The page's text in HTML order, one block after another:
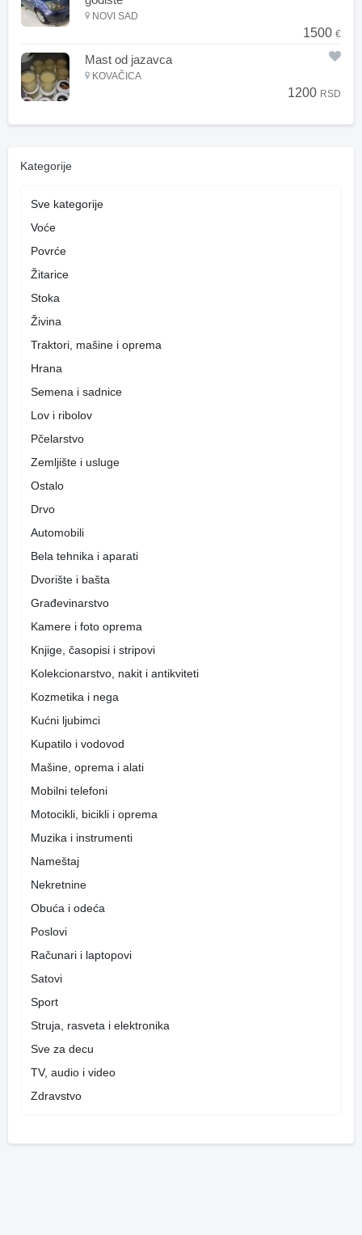
NOVI SAD
1500 €
Mast od jazavca
KOVAČICA
1200 RSD
Kategorije
Sve kategorije
Voće
Povrće
Žitarice
Stoka
Živina
Traktori, mašine i oprema
Hrana
Semena i sadnice
Lov i ribolov
Pčelarstvo
Zemljište i usluge
Ostalo
Drvo
Automobili
Bela tehnika i aparati
Dvorište i bašta
Građevinarstvo
Kamere i foto oprema
Knjige, časopisi i stripovi
Kolekcionarstvo, nakit i antikviteti
Kozmetika i nega
Kućni ljubimci
Kupatilo i vodovod
Mašine, oprema i alati
Mobilni telefoni
Motocikli, bicikli i oprema
Muzika i instrumenti
Nameštaj
Nekretnine
Obuća i odeća
Poslovi
Računari i laptopovi
Satovi
Sport
Struja, rasveta i elektronika
Sve za decu
TV, audio i video
Zdravstvo